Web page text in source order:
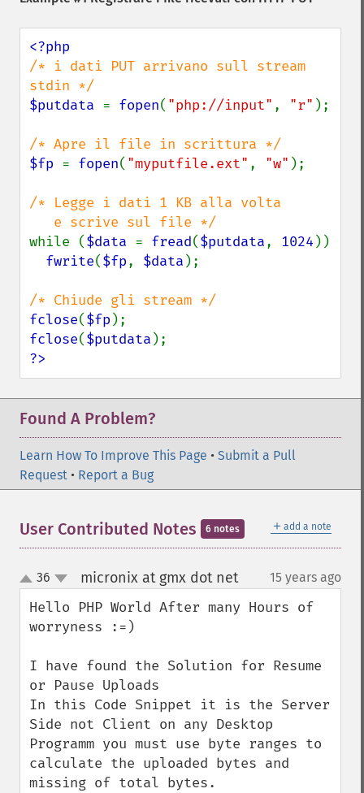
/* i dati PUT arrivano sull stream
$putdata = fopen( "php://input" , "r" );
$fp = fopen( "myputfile.ext" , "w" );
/* Legge i dati 1 KB alla volta
while ($data = fread($putdata, 1024 ))
fwrite($fp, $data );
fclose($fp
fclose($putdata
?>
Found A Problem?
Learn How To Improve This Page • Submit a Pull
Request • Report a Bug
＋ add a note
User Contributed Notes 6 notes
up
down
36 micronix at gmx dot net¶ 15 years ago
Hello PHP World After many Hours of
worryness :=)
I have found the Solution for Resume
or Pause Uploads
In this Code Snippet it is the Server
Side not Client on any Desktop
Programm you must use byte ranges to
calculate the uploaded bytes and
missing of total bytes.